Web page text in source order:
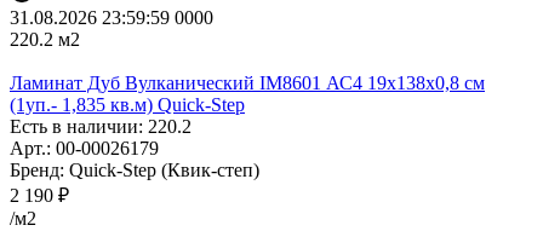
31.08.2026 23:59:59 0000
220.2 м2
Ламинат Дуб Вулканический IM8601 АС4 19х138х0,8 см
(1уп.- 1,835 кв.м) Quick-Step
Есть в наличии: 220.2
Арт.: 00-00026179
Бренд: Quick-Step (Квик-степ)
2 190 ₽
/м2